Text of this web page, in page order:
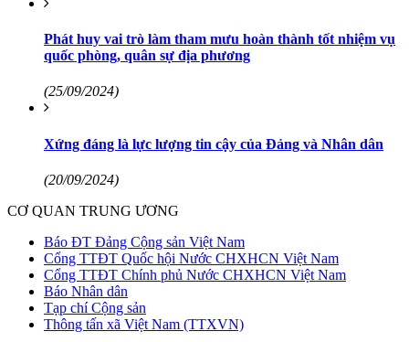
Phát huy vai trò làm tham mưu hoàn thành tốt nhiệm vụ
quốc phòng, quân sự địa phương
(25/09/2024)
Xứng đáng là lực lượng tin cậy của Đảng và Nhân dân
(20/09/2024)
CƠ QUAN TRUNG ƯƠNG
Báo ĐT Đảng Cộng sản Việt Nam
Cổng TTĐT Quốc hội Nước CHXHCN Việt Nam
Cổng TTĐT Chính phủ Nước CHXHCN Việt Nam
Báo Nhân dân
Tạp chí Cộng sản
Thông tấn xã Việt Nam (TTXVN)